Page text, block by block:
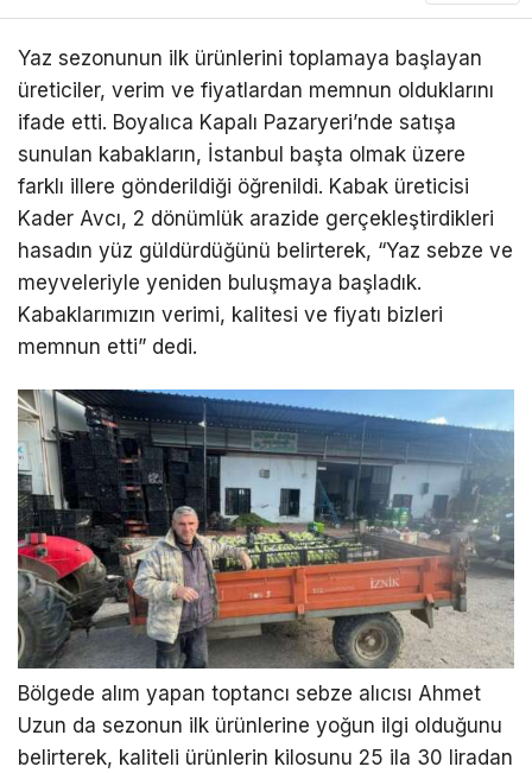
Yaz sezonunun ilk ürünlerini toplamaya başlayan
üreticiler, verim ve fiyatlardan memnun olduklarını
ifade etti. Boyalıca Kapalı Pazaryeri’nde satışa
sunulan kabakların, İstanbul başta olmak üzere
farklı illere gönderildiği öğrenildi. Kabak üreticisi
Kader Avcı, 2 dönümlük arazide gerçekleştirdikleri
hasadın yüz güldürdüğünü belirterek, “Yaz sebze ve
meyveleriyle yeniden buluşmaya başladık.
Kabaklarımızın verimi, kalitesi ve fiyatı bizleri
memnun etti” dedi.
Bölgede alım yapan toptancı sebze alıcısı Ahmet
Uzun da sezonun ilk ürünlerine yoğun ilgi olduğunu
belirterek, kaliteli ürünlerin kilosunu 25 ila 30 liradan